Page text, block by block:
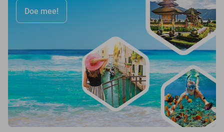
Doe mee!